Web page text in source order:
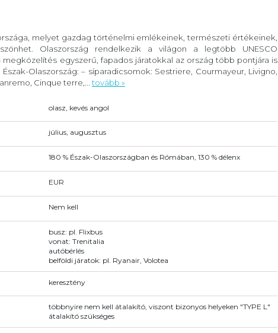
melyet gazdag történelmi emlékeinek, természeti értékeinek,
Olaszország rendelkezik a világon a legtöbb UNESCO
egyszerű, fapados járatokkal az ország több pontjára is
Olaszország: – síparadicsomok: Sestriere, Courmayeur, Livigno,
Cinque terre,... tovább »
olasz, kevés angol
július, augusztus
180 % Észak-Olaszországban és Rómában, 130 % délenx
EUR
Nem kell
busz: pl. Flixbus
vonat: Trenitalia
autóbérlés
belföldi járatok: pl. Ryanair, Volotea
keresztény
többnyire nem kell átalakító, viszont bizonyos helyeken "TYPE L"
átalakító szükséges